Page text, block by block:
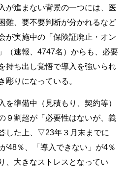
が進まない背景の一つには、医
難、要不要判断が分かれるなど
が実施中の「保険証廃止・オン
（速報、4747名）からも、必要
持ち出し覚悟で導入を強いられ
彫りになっている。
を準備中（見積もり、契約等）
９割超が「必要性はないが、義
した上、▽23年３月末までに
48％、「導入できない」が4％
、大きなストレスとなってい